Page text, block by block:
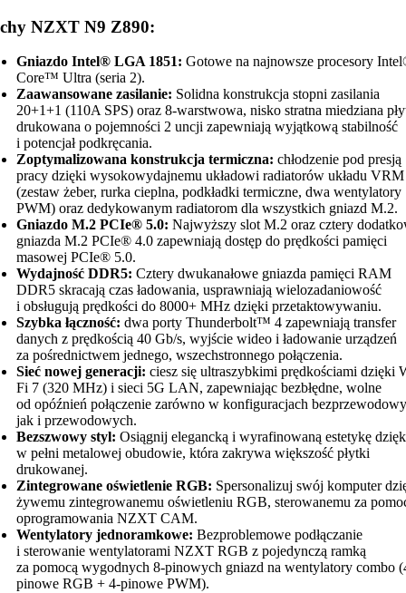
NZXT N9 Z890:
Gniazdo Intel® LGA 1851: Gotowe na najnowsze procesory
Core™ Ultra (seria 2).
Zaawansowane zasilanie: Solidna konstrukcja stopni zasilania
20+1+1 (110A SPS) oraz 8-warstwowa, nisko stratna miedziana
drukowana o pojemności 2 uncji zapewniają wyjątkową stabilność
i potencjał podkręcania.
Zoptymalizowana konstrukcja termiczna: chłodzenie pod presją
pracy dzięki wysokowydajnemu układowi radiatorów układu VRM
(zestaw żeber, rurka cieplna, podkładki termiczne, dwa wentylatory
PWM) oraz dedykowanym radiatorom dla wszystkich gniazd M.2.
Gniazdo M.2 PCIe® 5.0: Najwyższy slot M.2 oraz cztery
gniazda M.2 PCIe® 4.0 zapewniają dostęp do prędkości pamięci
masowej PCIe® 5.0.
Wydajność DDR5: Cztery dwukanałowe gniazda pamięci RAM
DDR5 skracają czas ładowania, usprawniają wielozadaniowość
i obsługują prędkości do 8000+ MHz dzięki przetaktowywaniu.
Szybka łączność: dwa porty Thunderbolt™ 4 zapewniają transfer
danych z prędkością 40 Gb/s, wyjście wideo i ładowanie urządzeń
za pośrednictwem jednego, wszechstronnego połączenia.
Sieć nowej generacji: ciesz się ultraszybkimi prędkościami dzięki
Fi 7 (320 MHz) i sieci 5G LAN, zapewniając bezbłędne, wolne
od opóźnień połączenie zarówno w konfiguracjach
jak i przewodowych.
Bezszwowy styl: Osiągnij elegancką i wyrafinowaną estetykę
w pełni metalowej obudowie, która zakrywa większość płytki
drukowanej.
Zintegrowane oświetlenie RGB: Spersonalizuj swój komputer
żywemu zintegrowanemu oświetleniu RGB, sterowanemu za
oprogramowania NZXT CAM.
Wentylatory jednoramkowe: Bezproblemowe podłączanie
i sterowanie wentylatorami NZXT RGB z pojedynczą ramką
za pomocą wygodnych 8-pinowych gniazd na wentylatory combo
pinowe RGB + 4-pinowe PWM).